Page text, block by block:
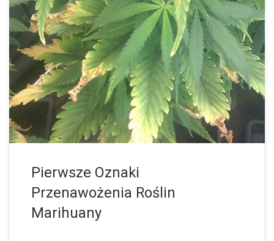
Do prawidłowego rozwoju konopie indyjskie potrzebują
niezbędnych pierwiastków tak jak […]
Pierwsze Oznaki
Przenawożenia Roślin
Marihuany